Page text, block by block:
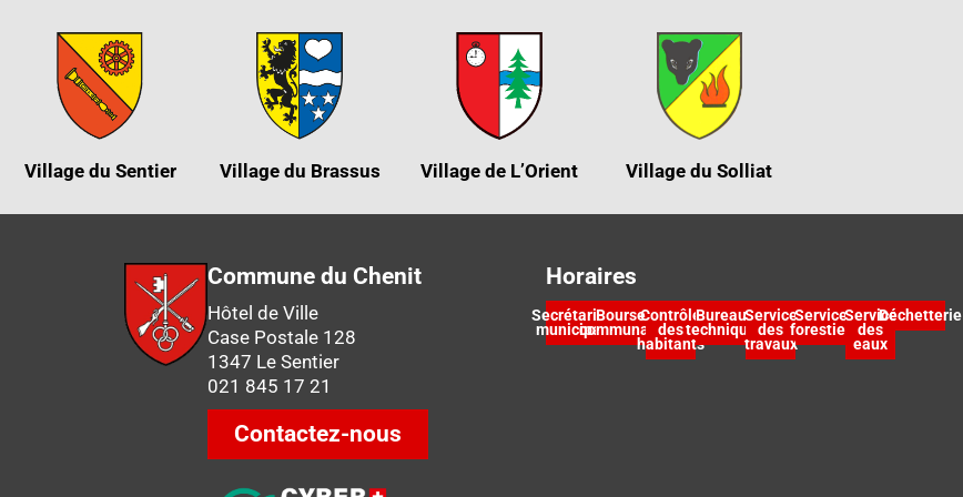
Village du Sentier Village du Brassus Village de L’Orient Village du Solliat
Commune du Chenit
Hôtel de Ville
Case Postale 128
1347 Le Sentier
021 845 17 21
Contactez-nous
Horaires
Secrétariat
municipal
Bourse
communale
Contrôle
des
habitants
Bureau
technique
Service
des
travaux
Service
forestier
Service
des
eaux
Déchetterie